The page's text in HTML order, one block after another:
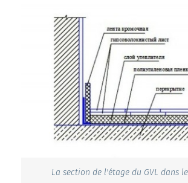
La section de l'étage du GVL dans